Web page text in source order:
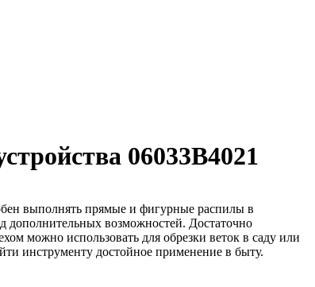
06033B4021
выполнять прямые и фигурные распилы в
дополнительных возможностей. Достаточно
можно использовать для обрезки веток в саду или
инструменту достойное применение в быту.